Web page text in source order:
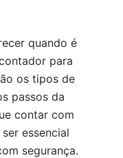
quando é
para
os tipos de
passos da
contar com
essencial
segurança.